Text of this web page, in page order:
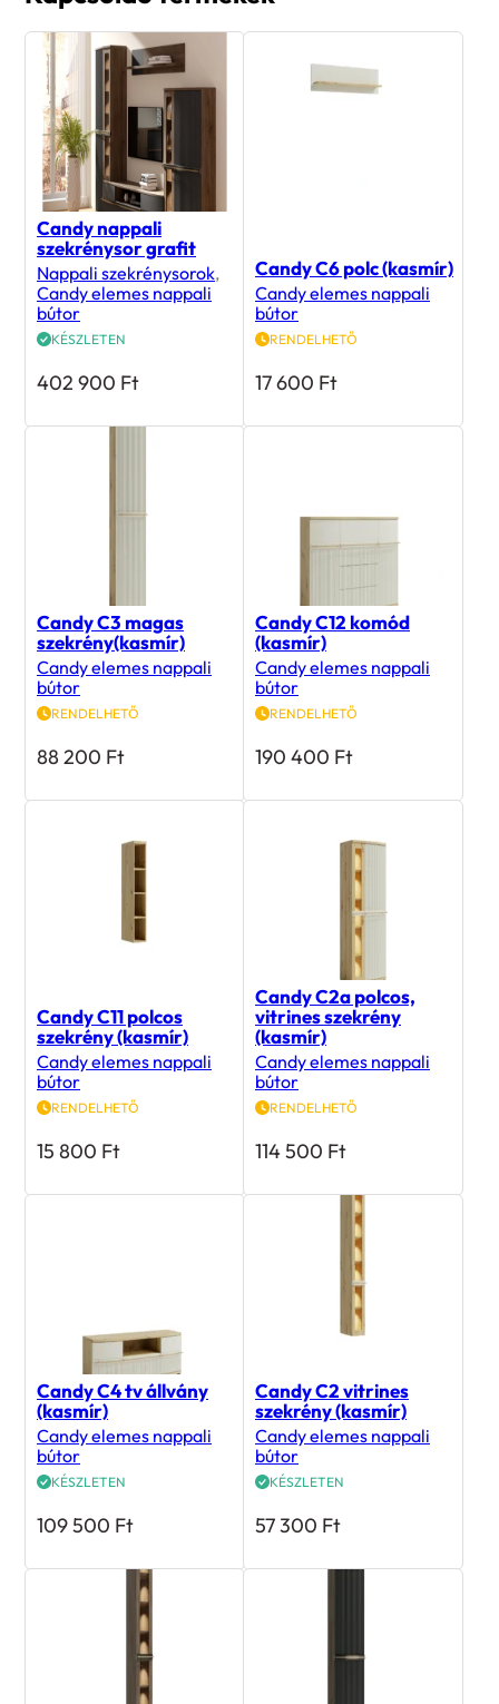
Candy nappali
szekrénysor grafit
Nappali szekrénysorok
Candy elemes nappali
bútor
KÉSZLETEN
402 900
Candy elemes nappali
bútor
RENDELHETŐ
17 600
Candy C3 magas
szekrény(kasmír)
Candy elemes nappali
bútor
RENDELHETŐ
88 200
Candy C12 komód
(kasmír)
Candy elemes nappali
bútor
RENDELHETŐ
190 400
szekrény (kasmír)
Candy elemes nappali
bútor
RENDELHETŐ
15 800
Candy C2a polcos,
vitrines szekrény
(kasmír)
Candy elemes nappali
bútor
RENDELHETŐ
114 500
Candy C4 tv állvány
(kasmír)
Candy elemes nappali
bútor
KÉSZLETEN
109 500
szekrény (kasmír)
Candy elemes nappali
bútor
KÉSZLETEN
57 300